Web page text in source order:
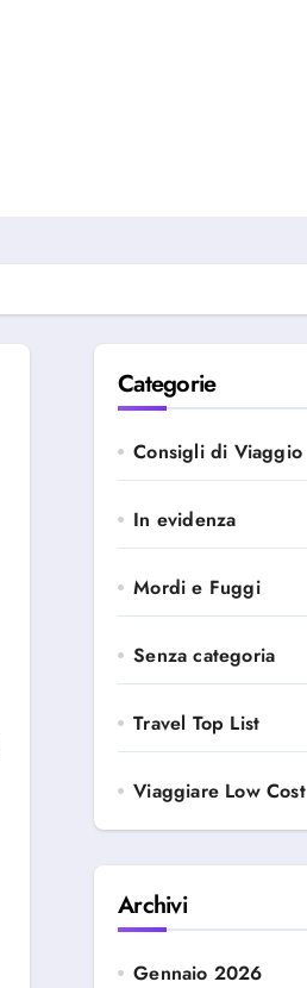
Categorie
Consigli di Viaggio
In evidenza
Mordi e Fuggi
Senza categoria
Travel Top List
Viaggiare Low Cost
Archivi
Gennaio 2026